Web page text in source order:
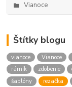
Vianoce
Štítky blogu
vianoce Vianoce
rámik
zdobenie
šablóny
rezačka